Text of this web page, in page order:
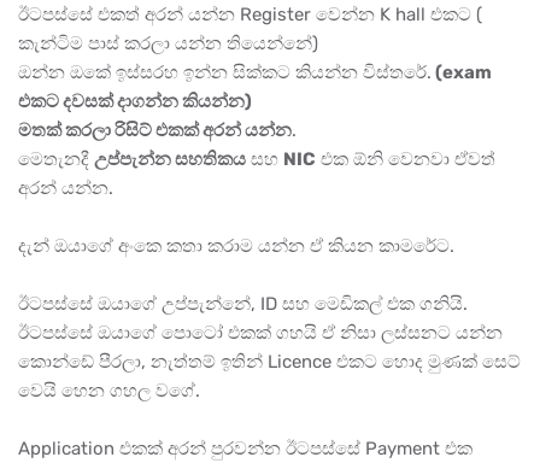
ඊටපස්සේ එකත් අරන් යන්න Register වෙන්න K hall එකට (
කැන්ටිම පාස් කරලා යන්න තියෙන්නේ)
ඔන්න ඔකේ ඉස්සරහ ඉන්න සික්කට කියන්න විස්තරේ. (exam
එකට දවසක් දාගන්න කියන්න)
මතක් කරලා රිසිට් එකක් අරන් යන්න.
මෙතැනදී උප්පැන්න සහතිකය සහ NIC එක ඕනි වෙනවා ඒවත්
අරන් යන්න.
දැන් ඔයාගේ අංකෙ කතා කරාම යන්න ඒ කියන කාමරේට.
ඊටපස්සේ ඔයාගේ උප්පැන්නේ, ID සහ මෙඩිකල් එක ගනියි.
ඊටපස්සේ ඔයාගේ පොටෝ එකක් ගහයි ඒ නිසා ලස්සනට යන්න
කොන්ඩේ පීරලා, නැත්තම් ඉතින් Licence එකට හොද මුණක් සෙට්
වෙයි හෙන ගහල වගේ.
Application එකක් අරන් පුරවන්න ඊටපස්සේ Payment එක